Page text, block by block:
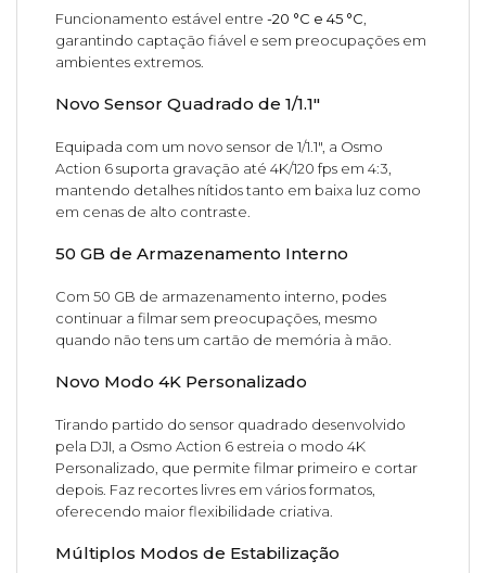
Funcionamento estável entre-20 °C e 45 °C
garantindo captação fiável e sem preocupações em
ambientes extremos.
Novo Sensor Quadrado de 1/1.1"
Equipada com um novo sensor de 1/1.1", a Osmo
Action 6 suporta gravação até 4K/120 fps em 4:3,
mantendo detalhes nítidos tanto em baixa luz como
em cenas de alto contraste.
50 GB de Armazenamento Interno
Com 50 GB de armazenamento interno, podes
continuar a filmar sem preocupações, mesmo
quando não tens um cartão de memória à mão.
Novo Modo 4K Personalizado
Tirando partido do sensor quadrado desenvolvido
pela DJI, a Osmo Action 6 estreia o modo 4K
Personalizado, que permite filmar primeiro e cortar
depois. Faz recortes livres em vários formatos,
oferecendo maior flexibilidade criativa.
Múltiplos Modos de Estabilização